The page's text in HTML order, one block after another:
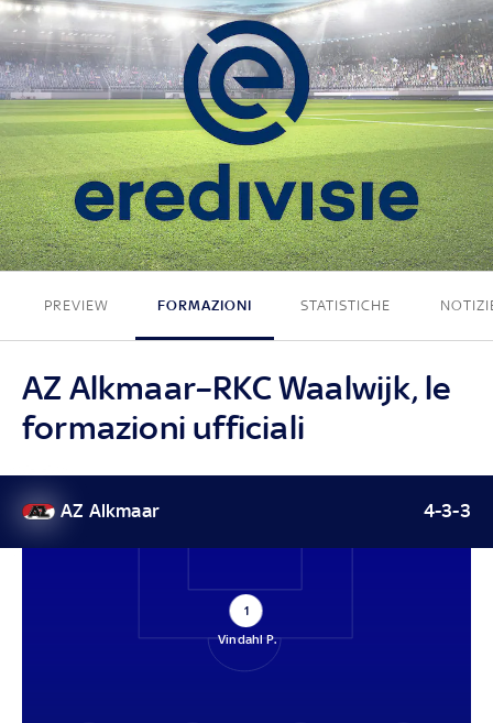
1 - 3
PREVIEW FORMAZIONI STATISTICHE
AZ Alkmaar–RKC Waalwijk, le
formazioni ufficiali
AZ Alkmaar 4-3-3
1
Vindahl P.